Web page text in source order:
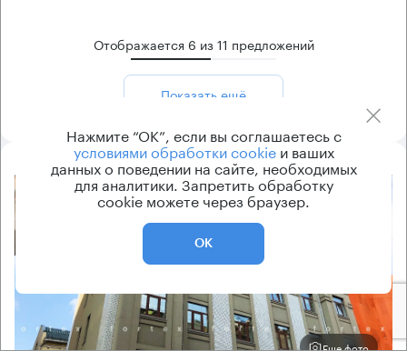
Отображается 6 из11 предложений
Показать ещё
Еще фото
Нажмите “ОК”, если вы соглашаетесь с
условиями обработки cookieи ваших
данных о поведении на сайте, необходимых
для аналитики. Запретить обработку
cookie можете через браузер.
ОК